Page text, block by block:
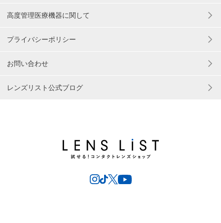
高度管理医療機器に関して
プライバシーポリシー
お問い合わせ
レンズリスト公式ブログ